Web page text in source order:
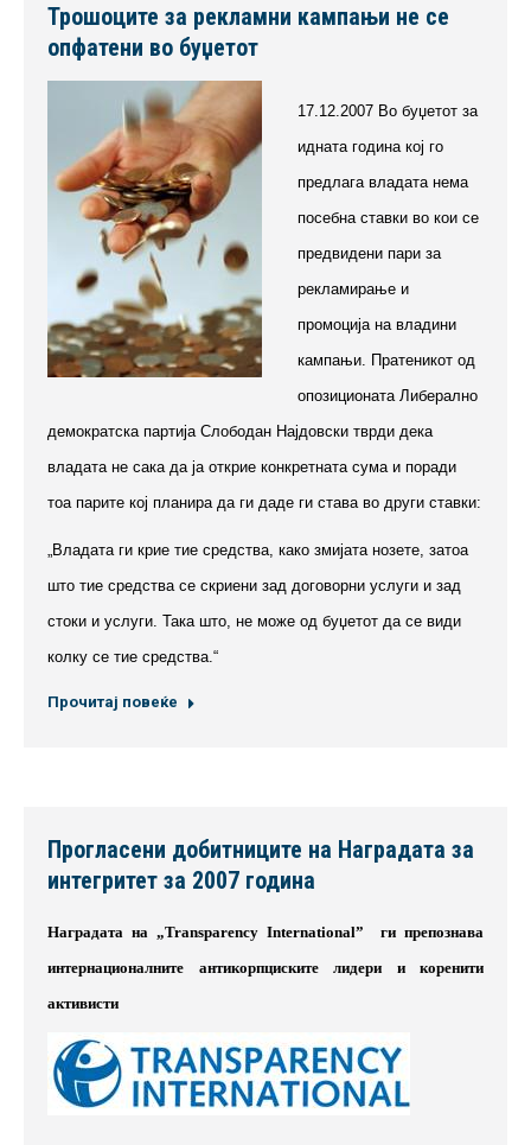
Трошоците за рекламни кампањи не се
опфатени во буџетот
17.12.2007 Во буџетот за
идната година кој го
предлага владата нема
посебна ставки во кои се
предвидени пари за
рекламирање и
промоција на влaдини
кампањи. Пратеникот од
опозиционата Либерално
демократска партија Слободан Најдовски тврди дека
владата не сака да ја открие конкретната сума и поради
тоа парите кој планира да ги даде ги става во други ставки:
„Владата ги крие тие средства, како змијата нозете, затоа
што тие средства се скриени зад договорни услуги и зад
стоки и услуги. Така што, не може од буџетот да се види
колку се тие средства.“
Прочитај повеќе
Прогласени добитниците на Наградата за
интегритет за 2007 година
Наградата на „Transparency International”
ги препознава
интернационалните антикорпциските лидери и коренити
активисти